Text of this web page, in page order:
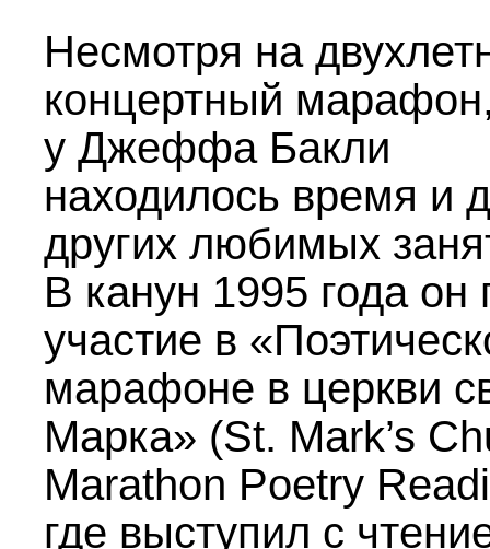
Несмотря на
концертный
у Джеффа Бакли
находилось время и
других любимых
В канун 1995 года он
участие в
марафоне в церкви
Марка» (St. Mark’s
Marathon Poetry
где выступил с